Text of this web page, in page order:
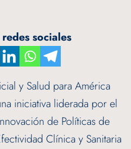
sociales
y Salud para América
iniciativa liderada por el
de Políticas de
Clínica y Sanitaria